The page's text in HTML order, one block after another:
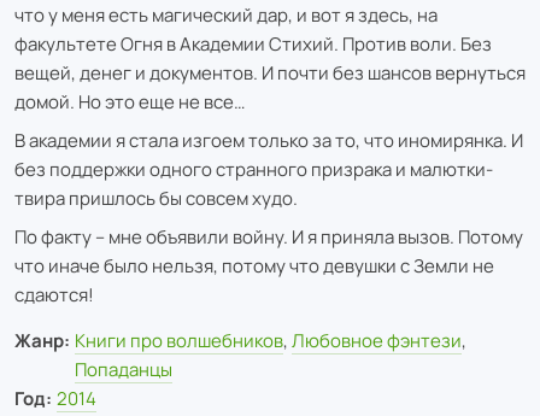
что у меня есть магический дар, и вот я здесь, на
факультете Огня в Академии Стихий. Против воли. Без
вещей, денег и документов. И почти без шансов вернуться
домой. Но это еще не все…
В академии я стала изгоем только за то, что иномирянка. И
без поддержки одного странного призрака и малютки-
твира пришлось бы совсем худо.
По факту – мне объявили войну. И я приняла вызов. Потому
что иначе было нельзя, потому что девушки с Земли не
сдаются!
Жанр: Книги про волшебников,Любовное фэнтези,
Попаданцы
Год: 2014